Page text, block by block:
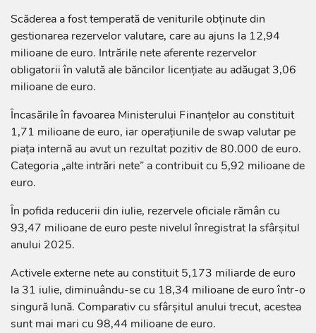
Scăderea a fost temperată de veniturile obținute din
gestionarea rezervelor valutare, care au ajuns la 12,94
milioane de euro. Intrările nete aferente rezervelor
obligatorii în valută ale băncilor licențiate au adăugat 3,06
milioane de euro.
Încasările în favoarea Ministerului Finanțelor au constituit
1,71 milioane de euro, iar operațiunile de swap valutar pe
piața internă au avut un rezultat pozitiv de 80.000 de euro.
Categoria „alte intrări nete” a contribuit cu 5,92 milioane de
euro.
În pofida reducerii din iulie, rezervele oficiale rămân cu
93,47 milioane de euro peste nivelul înregistrat la sfârșitul
anului 2025.
Activele externe nete au constituit 5,173 miliarde de euro
la 31 iulie, diminuându-se cu 18,34 milioane de euro într-o
singură lună. Comparativ cu sfârșitul anului trecut, acestea
sunt mai mari cu 98,44 milioane de euro.